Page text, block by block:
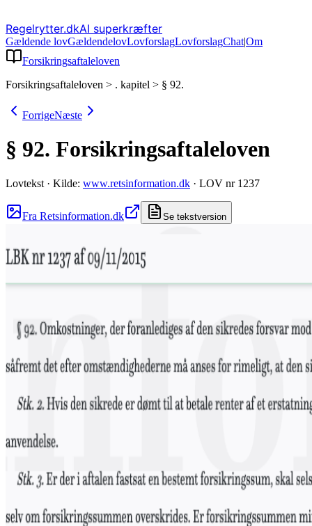
Regelrytter.dkAI superkræfter
Gældende lovGældendelovLovforslagLovforslagChat|Om
Forsikringsaftaleloven
Forsikringsaftaleloven > . kapitel > § 92.
ForrigeNæste
§ 92. Forsikringsaftaleloven
Lovtekst · Kilde: www.retsinformation.dk · LOV nr 1237
Fra Retsinformation.dk Se tekstversion